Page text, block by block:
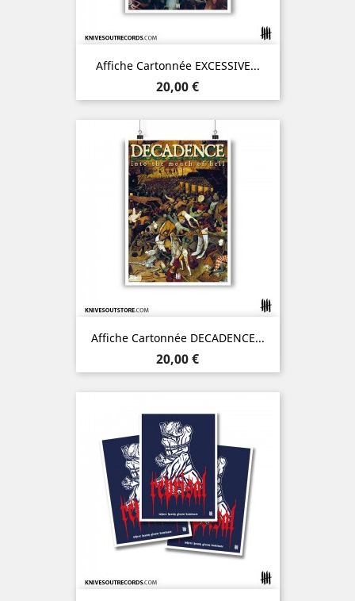
Affiche Cartonnée EXCESSIVE...
Prix
20,00 €
Affiche Cartonnée DECADENCE...
Prix
20,00 €